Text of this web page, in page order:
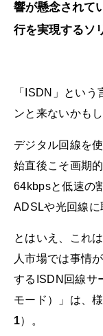
響が懸念されて
行を実現するソ
「ISDN」とい
ンと来ないかもし
デジタル回線を
始直後こそ画期
64kbpsと低速の
ADSLや光回線に
とはいえ、これ
人市場では事情
するISDN回線サ
モード）」は、
1）。